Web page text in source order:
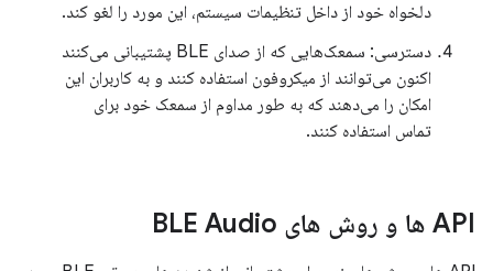
دلخواه خود از داخل تنظیمات سیستم، این مورد را لغو کند.
دسترسی: سمعک‌هایی که از صدای BLE پشتیبانی می‌کنند
اکنون می‌توانند از میکروفون استفاده کنند و به کاربران این
امکان را می‌دهند که به طور مداوم از سمعک خود برای
تماس استفاده کنند.
API ها و روش های BLE Audio